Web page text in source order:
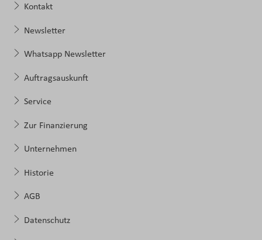
Kontakt
Newsletter
Whatsapp Newsletter
Auftragsauskunft
Service
Zur Finanzierung
Unternehmen
Historie
AGB
Datenschutz